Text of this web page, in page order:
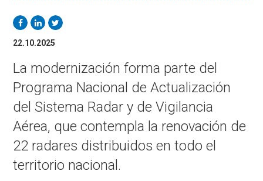
22.10.2025
La modernización forma parte del
Programa Nacional de Actualización
del Sistema Radar y de Vigilancia
Aérea, que contempla la renovación de
22 radares distribuidos en todo el
territorio nacional.